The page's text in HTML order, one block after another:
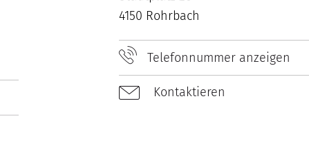
4150 Rohrbach
Telefonnummer anzeigen
Kontaktieren